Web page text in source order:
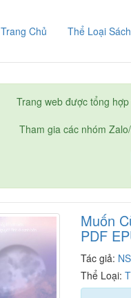
Trang Chủ (current)Thể Loại Sách
Trang web được tổng
Tham gia các nhóm
Muốn
PDF
Tác giả:
Thể Loại: